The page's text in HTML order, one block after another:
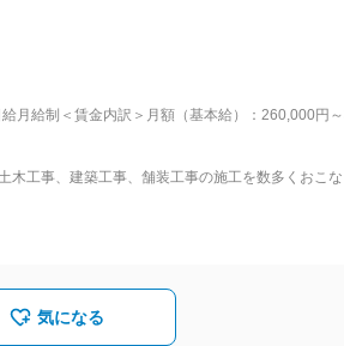
月給制＜賃金内訳＞月額（基本給）：260,000円
給(月額)は固定手当を含めた表記です。
木工事、建築工事、舗装工事の施工を数多くおこ
気になる